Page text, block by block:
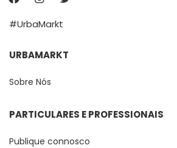
#UrbaMarkt
URBAMARKT
Sobre Nós
PARTICULARES E PROFESSIONAIS
Publique connosco